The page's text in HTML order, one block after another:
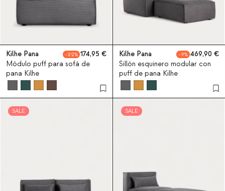
Kilhe Pana 22
174,95
Módulo puff para sofá de
pana Kilhe
Kilhe Pana 9
469,90
Sillón esquinero modular con
puff de pana Kilhe
SALE SALE